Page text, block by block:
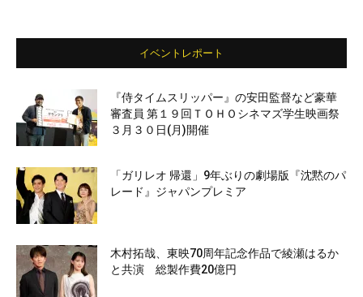
イベントレポート
『侍タイムスリッパー』の安田監督など豪華
審査員 第１９回ＴＯＨＯシネマズ学生映画祭
３月３０日(月)開催
「ガリレオ 帰還」9年ぶりの劇場版『沈黙のパ
レード』ジャパンプレミア
木村拓哉、東映70周年記念作品で綾瀬はるか
と共演 総製作費20億円